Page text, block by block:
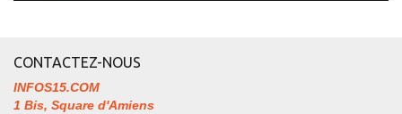
CONTACTEZ-NOUS
INFOS15.COM
1 Bis, Square d'Amiens